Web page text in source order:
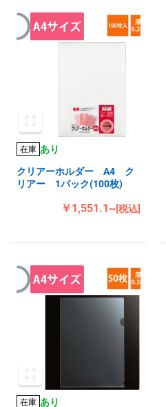
在庫 あり
クリアーホルダー A4 ク
リアー 1パック(100枚)
￥1,551.1~[税込]
在庫 あり